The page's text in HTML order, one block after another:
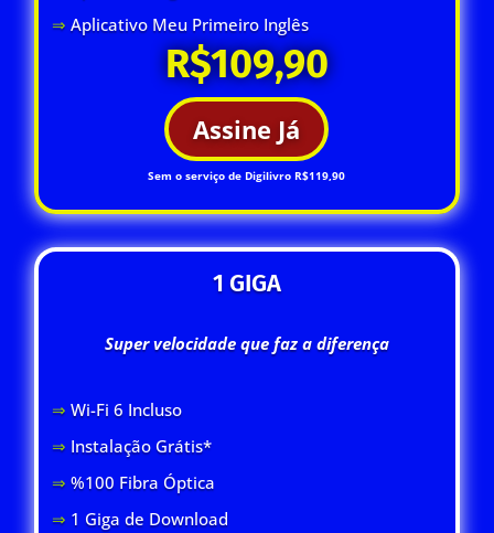
⇒Aplicativo Meu Primeiro Inglês
R$109,90
Assine Já
Sem o serviço de Digilivro R$119,90
1 GIGA
Super velocidade que faz a diferença
⇒ Wi-Fi 6 Incluso
⇒ Instalação Grátis*
⇒ %100 Fibra Óptica
⇒ 1 Giga de Download